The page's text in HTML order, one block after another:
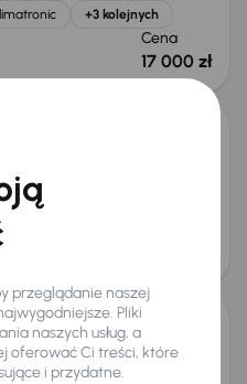
+3 kolejnych
Cena
17 000 zł
88 kW
ALU
1.6 77 kW
przeglądanie naszej
Pliki
naszych usług, a
oferować Ci treści, które
i przydatne.